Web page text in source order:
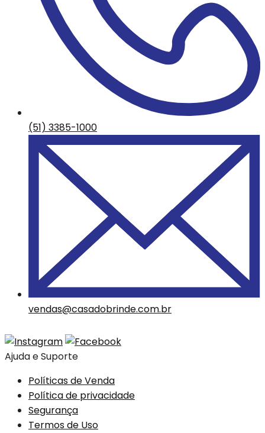
(51) 3385-1000
vendas@casadobrinde.com.br
Ajuda e Suporte
Políticas de Venda
Política de privacidade
Segurança
Termos de Uso